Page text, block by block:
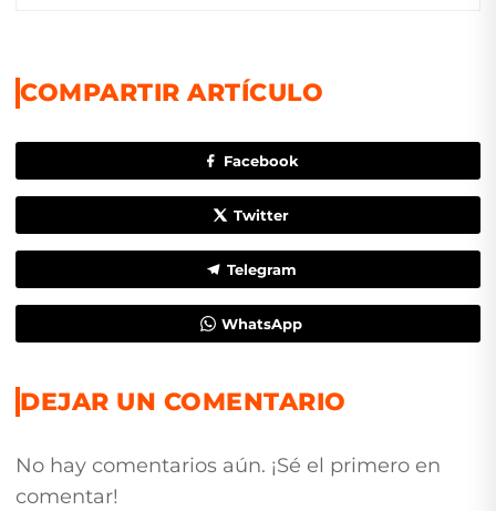
COMPARTIR ARTÍCULO
Facebook
Twitter
Telegram
WhatsApp
DEJAR UN COMENTARIO
No hay comentarios aún. ¡Sé el primero en
comentar!